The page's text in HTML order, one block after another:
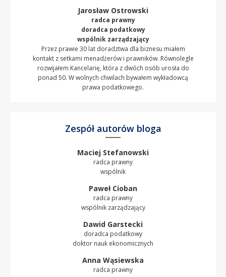
Jarosław Ostrowski
radca prawny
doradca podatkowy
wspólnik zarządzający
Przez prawie 30 lat doradztwa dla biznesu miałem
kontakt z setkami menadżerów i prawników. Równolegle
rozwijałem Kancelarię, która z dwóch osób urosła do
ponad 50. W wolnych chwilach bywałem wykładowcą
prawa podatkowego.
Zespół autorów bloga
Maciej Stefanowski
radca prawny
wspólnik
Paweł Cioban
radca prawny
wspólnik zarządzający
Dawid Garstecki
doradca podatkowy
doktor nauk ekonomicznych
Anna Wąsiewska
radca prawny